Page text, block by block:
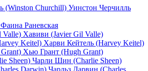
Уинстон Черчилль
Фаина Раневская
Хавиви (Javier Gil Valle)
Харви Кейтель (Harvey Keitel)
Хью Грант (Hugh Grant)
Чарли Шин (Charlie Sheen)
Чарльз Дарвин (Charles